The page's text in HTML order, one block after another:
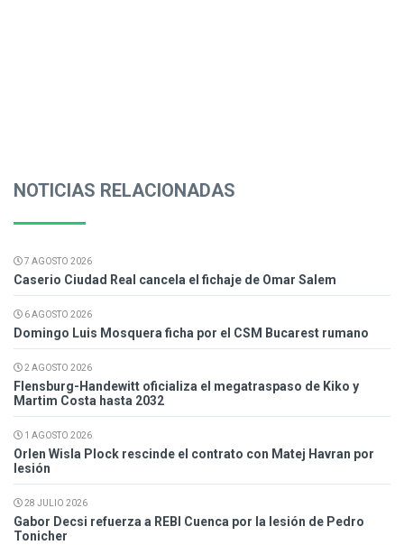
NOTICIAS RELACIONADAS
7 AGOSTO 2026
Caserio Ciudad Real cancela el fichaje de Omar Salem
6 AGOSTO 2026
Domingo Luis Mosquera ficha por el CSM Bucarest rumano
2 AGOSTO 2026
Flensburg-Handewitt oficializa el megatraspaso de Kiko y
Martim Costa hasta 2032
1 AGOSTO 2026
Orlen Wisla Plock rescinde el contrato con Matej Havran por
lesión
28 JULIO 2026
Gabor Decsi refuerza a REBI Cuenca por la lesión de Pedro
Tonicher